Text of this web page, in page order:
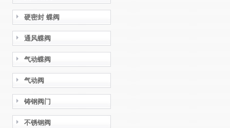
硬密封 蝶阀
通风蝶阀
气动蝶阀
气动阀
铸钢阀门
不锈钢阀